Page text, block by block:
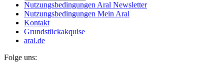
Nutzungsbedingungen Aral Newsletter
Nutzungsbedingungen Mein Aral
Kontakt
Grundstückakquise
aral.de
Folge uns: